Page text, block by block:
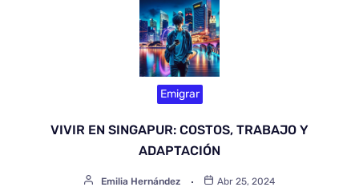
Emigrar
VIVIR EN SINGAPUR: COSTOS, TRABAJO Y
ADAPTACIÓN
Emilia Hernández Abr 25, 2024